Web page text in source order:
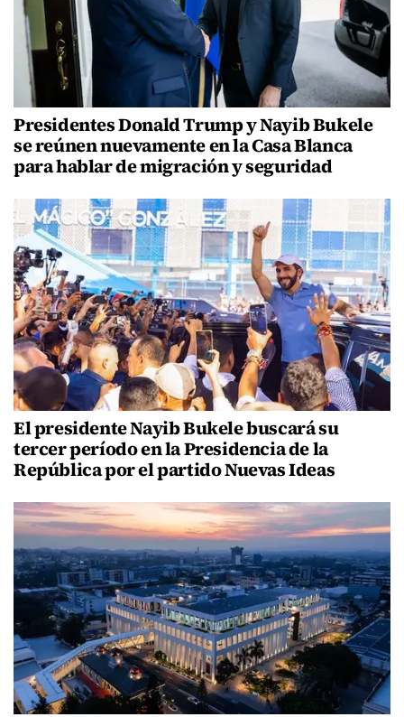
Presidentes Donald Trump y Nayib Bukele
se reúnen nuevamente en la Casa Blanca
para hablar de migración y seguridad
El presidente Nayib Bukele buscará su
tercer período en la Presidencia de la
República por el partido Nuevas Ideas